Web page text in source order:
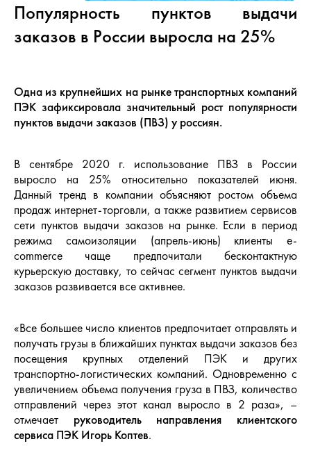
Популярность пунктов выдачи
заказов в России выросла на 25%
Одна из крупнейших на рынке транспортных компаний
ПЭК зафиксировала значительный рост популярности
пунктов выдачи заказов (ПВЗ) у россиян.
В сентябре 2020 г. использование ПВЗ в России
выросло на 25% относительно показателей июня.
Данный тренд в компании объясняют ростом объема
продаж интернет-торговли, а также развитием сервисов
сети пунктов выдачи заказов на рынке. Если в период
режима самоизоляции (апрель-июнь) клиенты e-
commerce чаще предпочитали бесконтактную
курьерскую доставку, то сейчас сегмент пунктов выдачи
заказов развивается все активнее.
«Все большее число клиентов предпочитает отправлять и
получать грузы в ближайших пунктах выдачи заказов без
посещения крупных отделений ПЭК и других
транспортно-логистических компаний. Одновременно с
увеличением объема получения груза в ПВЗ, количество
отправлений через этот канал выросло в 2 раза», –
отмечает руководитель направления клиентского
сервиса ПЭК Игорь Коптев.